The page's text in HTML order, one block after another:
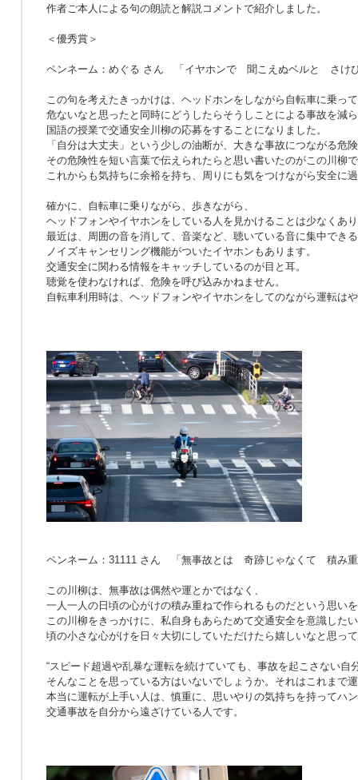
作者ご本人による句の朗読と解説コメントで紹介しました。
＜優秀賞＞
ペンネーム：めぐる さん 「イヤホンで 聞こえぬベルと さけ
この句を考えたきっかけは、ヘッドホンをしながら自転車に乗っ
危ないなと思ったと同時にどうしたらそうしことによる事故を減
国語の授業で交通安全川柳の応募をすることになりました。
「自分は大丈夫」という少しの油断が、大きな事故につながる危
その危険性を短い言葉で伝えられたらと思い書いたのがこの川柳
これからも気持ちに余裕を持ち、周りにも気をつけながら安全に
確かに、自転車に乗りながら、歩きながら、
ヘッドフォンやイヤホンをしている人を見かけることは少なくあ
最近は、周囲の音を消して、音楽など、聴いている音に集中できる
ノイズキャンセリング機能がついたイヤホンもあります。
交通安全に関わる情報をキャッチしているのが目と耳。
聴覚を使わなければ、危険を呼び込みかねません。
自転車利用時は、ヘッドフォンやイヤホンをしてのながら運転は
ペンネーム：31111 さん 「無事故とは 奇跡じゃなくて 積み
この川柳は、無事故は偶然や運とかではなく、
一人一人の日頃の心がけの積み重ねで作られるものだという思い
この川柳をきっかけに、私自身もあらためて交通安全を意識した
頃の小さな心がけを日々大切にしていただけたら嬉しいなと思っ
“スピード超過や乱暴な運転を続けていても、事故を起こさない自
そんなことを思っている方はいないでしょうか。それはこれまで
本当に運転が上手い人は、慎重に、思いやりの気持ちを持ってハ
交通事故を自分から遠ざけている人です。